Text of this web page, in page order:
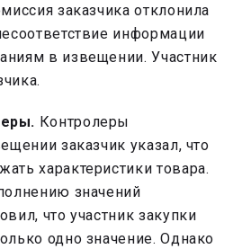
заказчика отклонила
информации
в извещении. Участник
Контролеры
заказчик указал, что
характеристики товара.
значений
что участник закупки
одно значение. Однако